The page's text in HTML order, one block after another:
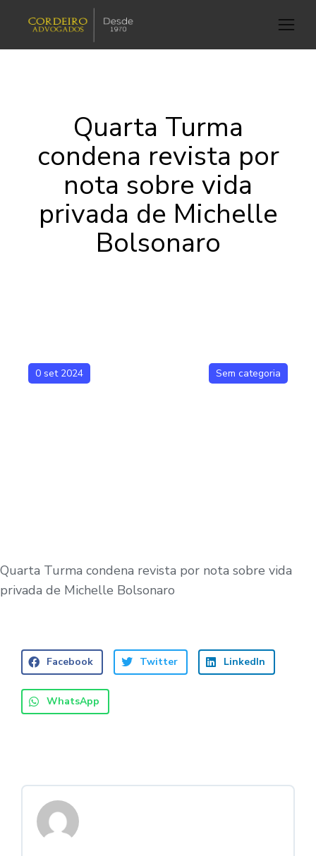
Quarta Turma
condena revista por
nota sobre vida
privada de Michelle
Bolsonaro
0 set 2024 Sem categoria
Quarta Turma condena revista por nota sobre vida
privada de Michelle Bolsonaro
Facebook Twitter LinkedIn
WhatsApp